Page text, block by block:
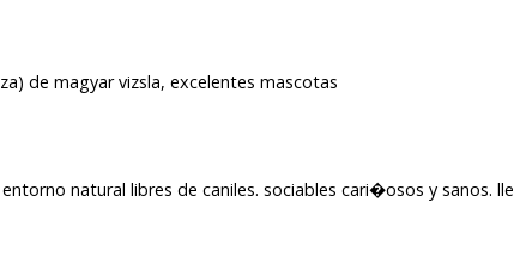
de magyar vizsla, excelentes mascotas
natural libres de caniles. sociables cari�osos y sanos.